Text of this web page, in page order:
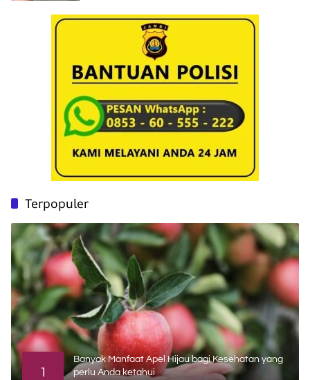
Terpopuler
1
Banyak Manfaat Apel Hijau bagi Kesehatan yang
perlu Anda ketahui